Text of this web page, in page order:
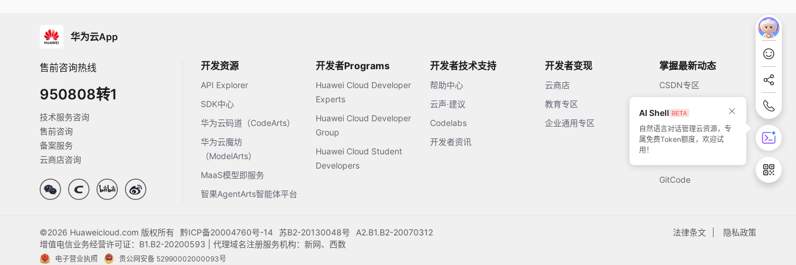
AI Shell
自然语言对话管理云资源，专
属免费Token额度，欢迎试
用！
华为云App
售前咨询热线
950808转1
技术服务咨询
售前咨询
备案服务
云商店咨询
开发资源
API Explorer
SDK中心
华为云码道（CodeArts）
华为云魔坊
（ModelArts）
MaaS模型即服务
智果AgentArts智能体平台
开发者Programs
Huawei Cloud Developer
Experts
Huawei Cloud Developer
Group
Huawei Cloud Student
Developers
开发者技术支持
帮助中心
云声·建议
Codelabs
开发者资讯
开发者变现
云商店
教育专区
企业通用专区
掌握最新动态
CSDN专区
开源中国
51CTO
GitCode
法律条文 隐私政策
©2026 Huaweicloud.com 版权所有 黔ICP备20004760号-14 苏B2-20130048号
A2.B1.B2-20070312
增值电信业务经营许可证：B1.B2-20200593 | 代理域名注册服务机构：新网、西数
电子营业执照 贵公网安备 52990002000093号